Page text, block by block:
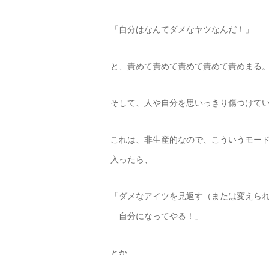
「自分はなんてダメなヤツなんだ！」
と、責めて責めて責めて責めて責めまる。
そして、人や自分を思いっきり傷つけてい
これは、非生産的なので、こういうモー
入ったら、
「ダメなアイツを見返す（または変えられ
自分になってやる！」
とか、